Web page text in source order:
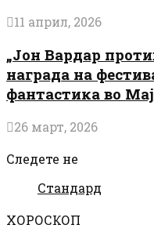
11 април, 2026
„Јон Вардар
награда на
фантастика во
26 март, 2026
Следете не
Стандард
ХОРОСКОП